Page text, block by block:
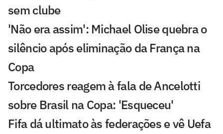
sem clube
'Não era assim': Michael Olise quebra o
silêncio após eliminação da França na
Copa
Torcedores reagem à fala de Ancelotti
sobre Brasil na Copa: 'Esqueceu'
Fifa dá ultimato às federações e vê Uefa